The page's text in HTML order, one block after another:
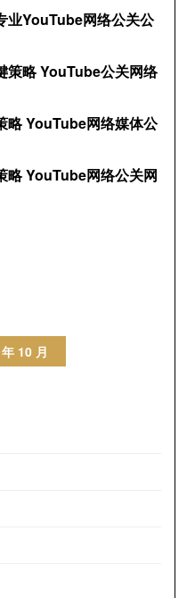
业YouTube网络公关公
策略 YouTube公关网络
略 YouTube网络媒体公
略 YouTube网络公关网
10 月